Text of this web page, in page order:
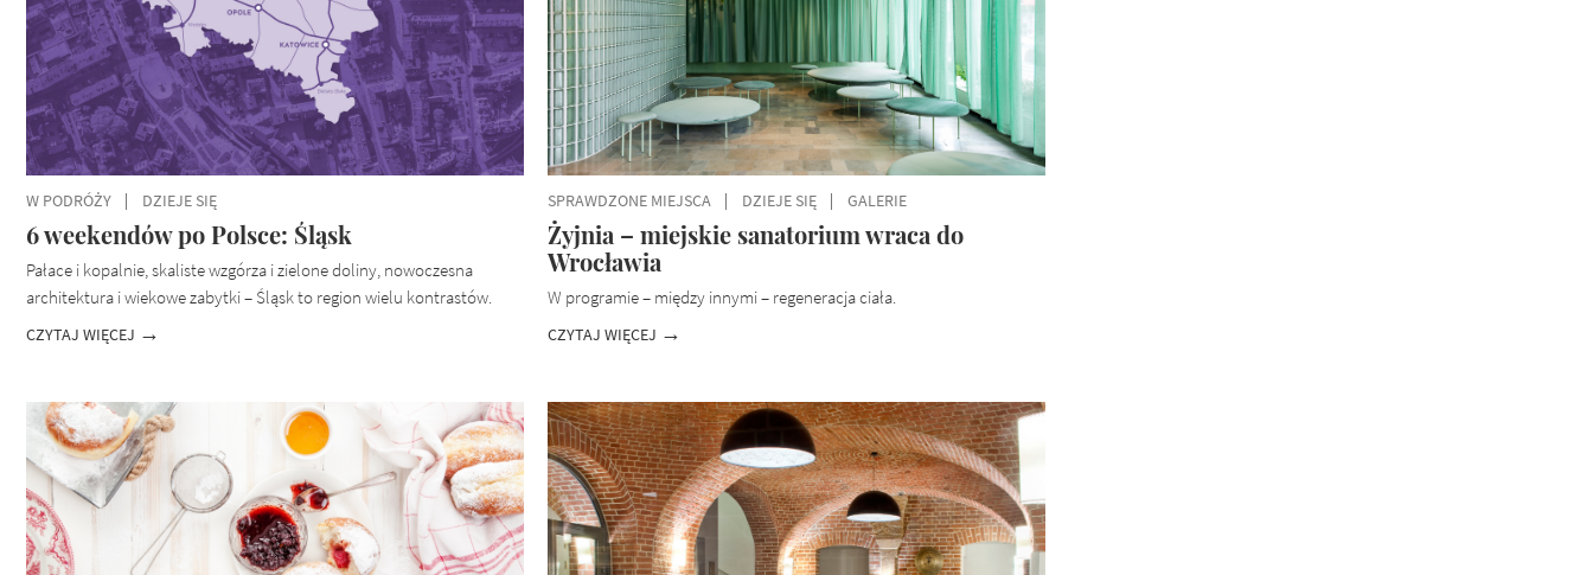
W PODRÓŻY DZIEJE SIĘ
6 weekendów po Polsce: Śląsk
Pałace i kopalnie, skaliste wzgórza i zielone doliny, nowoczesna
architektura i wiekowe zabytki – Śląsk to region wielu kontrastów.
CZYTAJ WIĘCEJ
SPRAWDZONE MIEJSCA DZIEJE SIĘ GALERIE
Żyjnia – miejskie sanatorium wraca do
Wrocławia
W programie – między innymi – regeneracja ciała.
CZYTAJ WIĘCEJ